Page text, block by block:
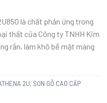
là chất phản ứng trong
thất của Công ty TNHH Kim
rắn, làm khô bề mặt màng
2U, SƠN GỖ CAO CẤP